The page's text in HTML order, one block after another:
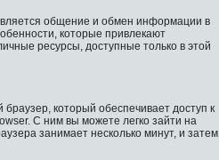
общение и обмен информации в
которые привлекают
ресурсы, доступные только в этой
который обеспечивает доступ к
С ним вы можете легко зайти на
занимает несколько минут, и затем